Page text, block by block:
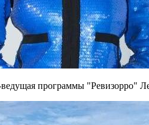
программы "Ревизорро"